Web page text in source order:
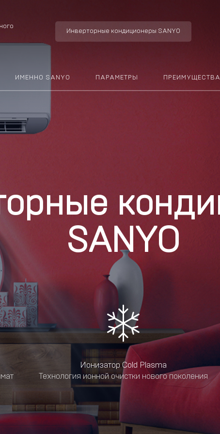
Инверторные кондиционеры SANYO
ИМЕННО SANYO ПАРАМЕТРЫ ПРЕИМУЩЕСТВА
SANYO
Ионизатор Cold Plasma
Технология ионной очистки нового поколения